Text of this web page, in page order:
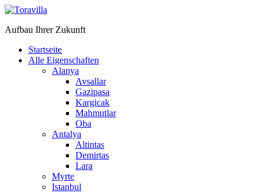
Aufbau Ihrer Zukunft
Startseite
Alle Eigenschaften
Alanya
Avsallar
Gazipasa
Kargicak
Mahmutlar
Oba
Antalya
Altintas
Demirtas
Lara
Myrte
Istanbul